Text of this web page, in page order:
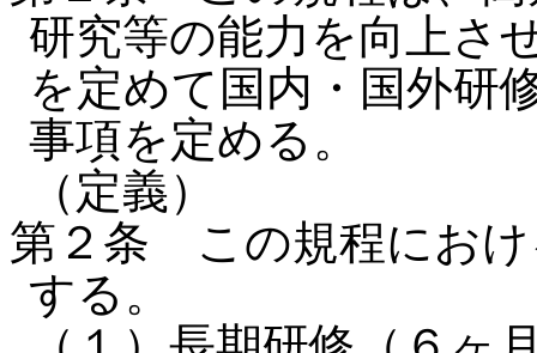
研究等の能力を向上さ
を定めて国内・国外研
事項を定める。
（定義）
第２条 この規程におけ
する。